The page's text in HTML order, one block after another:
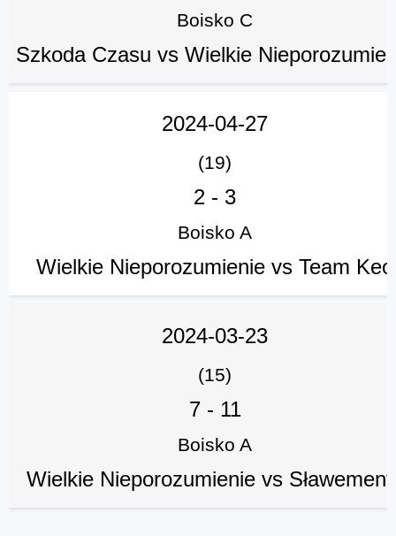
Boisko C
Szkoda Czasu vs Wielkie
2024-04-27
(19)
2 - 3
Boisko A
Wielkie Nieporozumienie vs Team Keo
2024-03-23
(15)
7- 11
Boisko A
Wielkie Nieporozumienie vs